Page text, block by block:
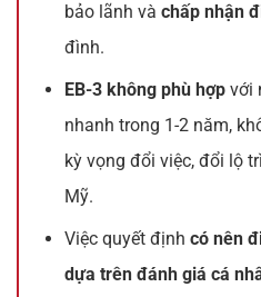
bảo lãnh vàchấp nhận
đình.
EB-3 không phù hợp với
nhanh trong 1-2 năm,
kỳ vọng đổi việc, đổi lộ
Mỹ.
Việc quyết địnhcó nên
dựa trên đánh giá cá